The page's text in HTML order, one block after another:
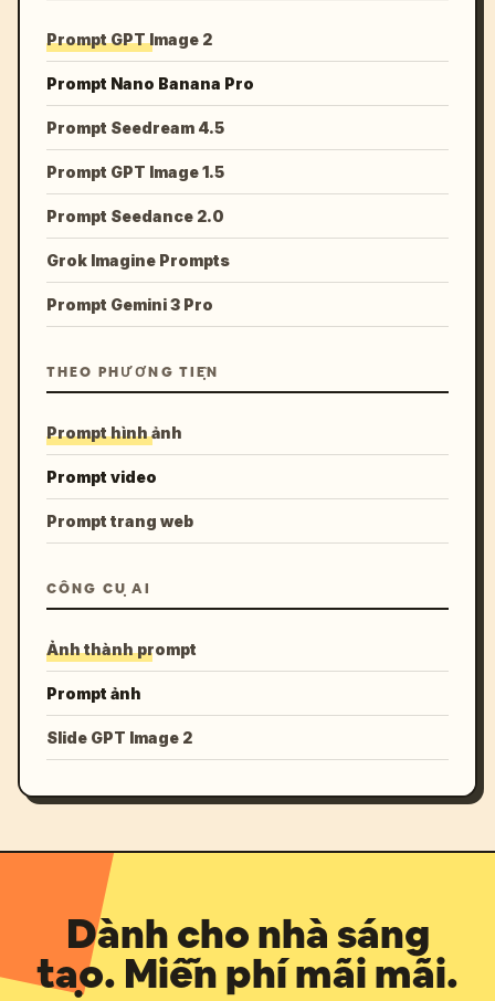
Prompt GPT Image 2
Prompt Nano Banana Pro
Prompt Seedream 4.5
Prompt GPT Image 1.5
Prompt Seedance 2.0
Grok Imagine Prompts
Prompt Gemini 3 Pro
THEO PHƯƠNG TIỆN
Prompt hình ảnh
Prompt video
Prompt trang web
CÔNG CỤ AI
Ảnh thành prompt
Prompt ảnh
Slide GPT Image 2
Dành cho nhà sáng
tạo. Miễn phí mãi mãi.